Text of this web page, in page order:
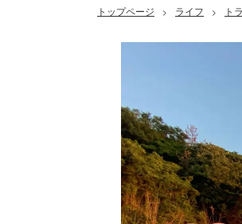
トップページ > ライフ > ト